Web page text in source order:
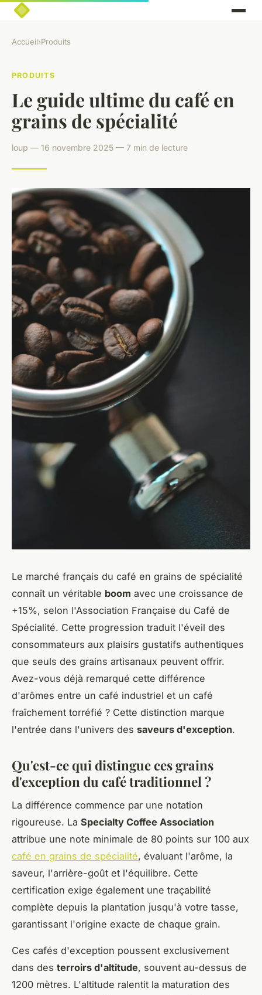
Accueil›Produits
PRODUITS
Le guide ultime du café en
grains de spécialité
loup — 16 novembre 2025 — 7 min de lecture
Le marché français du café en grains de spécialité
connaît un véritable boom avec une croissance de
+15%, selon l'Association Française du Café de
Spécialité. Cette progression traduit l'éveil des
consommateurs aux plaisirs gustatifs authentiques
que seuls des grains artisanaux peuvent offrir.
Avez-vous déjà remarqué cette différence
d'arômes entre un café industriel et un café
fraîchement torréfié ? Cette distinction marque
l'entrée dans l'univers des saveurs d'exception.
Qu'est-ce qui distingue ces grains
d'exception du café traditionnel ?
La différence commence par une notation
rigoureuse. La Specialty Coffee Association
attribue une note minimale de 80 points sur 100 aux
café en grains de spécialité, évaluant l'arôme, la
saveur, l'arrière-goût et l'équilibre. Cette
certification exige également une traçabilité
complète depuis la plantation jusqu'à votre tasse,
garantissant l'origine exacte de chaque grain.
Ces cafés d'exception poussent exclusivement
dans des terroirs d'altitude, souvent au-dessus de
1200 mètres. L'altitude ralentit la maturation des